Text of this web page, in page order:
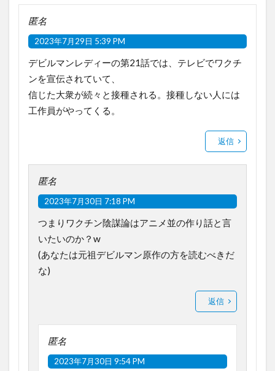
匿名
2023年7月29日 5:39 PM
デビルマンレディーの第21話では、テレビでワクチ
ンを宣伝されていて、
信じた大衆が続々と接種される。接種しない人には
工作員がやってくる。
返信
匿名
2023年7月30日 7:18 PM
つまりワクチン陰謀論はアニメ並の作り話と言
いたいのか？w
(あなたは元祖デビルマン原作の方を読むべきだ
な)
返信
匿名
2023年7月30日 9:54 PM